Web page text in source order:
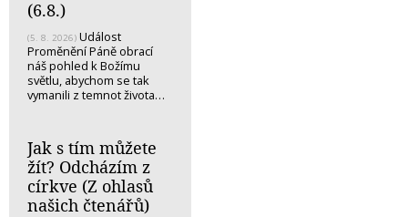
(6.8.)
(5. 8. 2026) Událost
Proměnění Páně obrací
náš pohled k Božímu
světlu, abychom se tak
vymanili z temnot života…
Jak s tím můžete
žít? Odcházím z
církve (Z ohlasů
našich čtenářů)